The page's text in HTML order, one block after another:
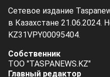
Сетевое издание
в Казахстане
KZ31VPY00095404.
Собственник
ТОО "TASPANEWS.KZ"
Главный редактор